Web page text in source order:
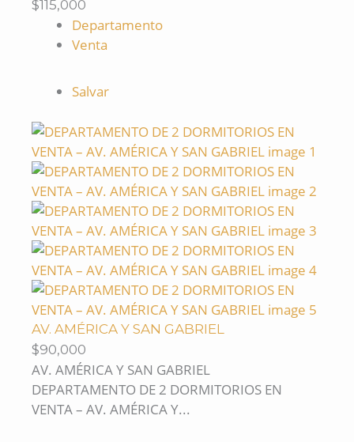
$115,000
Departamento
Venta
Salvar
AV. AMÉRICA Y SAN GABRIEL
$90,000
AV. AMÉRICA Y SAN GABRIEL
DEPARTAMENTO DE 2 DORMITORIOS EN
VENTA – AV. AMÉRICA Y...